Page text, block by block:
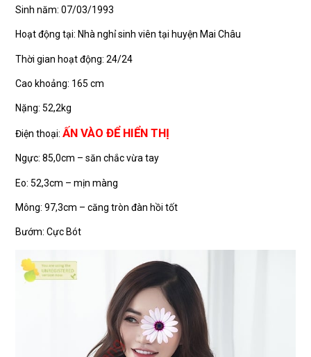
Sinh năm: 07/03/1993
Hoạt động tại: Nhà nghỉ sinh viên tại huyện Mai Châu
Thời gian hoạt động: 24/24
Cao khoảng: 165 cm
Nặng: 52,2kg
Điện thoại:ẤN VÀO ĐỂ HIỂN THỊ
Ngực: 85,0cm – săn chắc vừa tay
Eo: 52,3cm – mịn màng
Mông: 97,3cm – căng tròn đàn hồi tốt
Bướm: Cực Bót